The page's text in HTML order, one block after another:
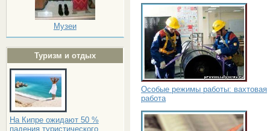
Музеи
Туризм и отдых
На Кипре ожидают 50 %
падения туристического
Особые режимы работы: вахтовая
работа